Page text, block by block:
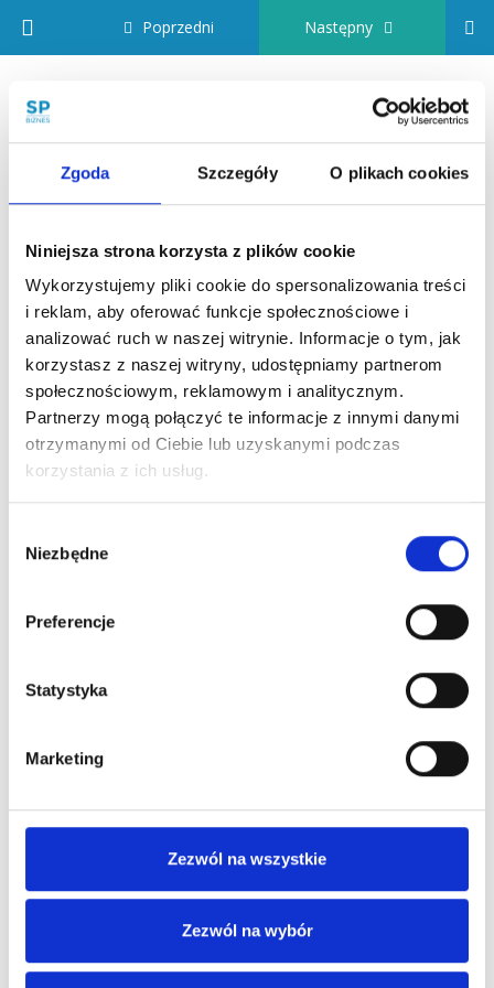
Zgoda Szczegóły O plikach cookies
Niniejsza strona korzysta z plików cookie
Wykorzystujemy pliki cookie do spersonalizowania treści
i reklam, aby oferować funkcje społecznościowe i
analizować ruch w naszej witrynie. Informacje o tym, jak
korzystasz z naszej witryny, udostępniamy partnerom
społecznościowym, reklamowym i analitycznym.
Partnerzy mogą połączyć te informacje z innymi danymi
otrzymanymi od Ciebie lub uzyskanymi podczas
korzystania z ich usług.
zgody
Niezbędne
Preferencje
Statystyka
Marketing
Zezwól na wszystkie
Zezwól na wybór
Return to kurs: Program SiP AML Standard
Poprzedni Następny
Program
AML
Standard
Materiały
Szkolenia
video
zastosować Środki
Bezpieczeństwa
Finansowego i
przeprowadzić procedurę
sprawdzenia klienta (KYC
– Know Your Customer)
Nie masz uprawnień do wyświetlania tej
strony, proszę zaloguj się lub
Hasło